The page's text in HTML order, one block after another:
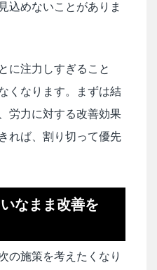
込めないことがありま
に注力しすぎること
くなります。まずは結
労力に対する改善効果
れば、割り切って優先
なまま改善を
の施策を考えたくなり